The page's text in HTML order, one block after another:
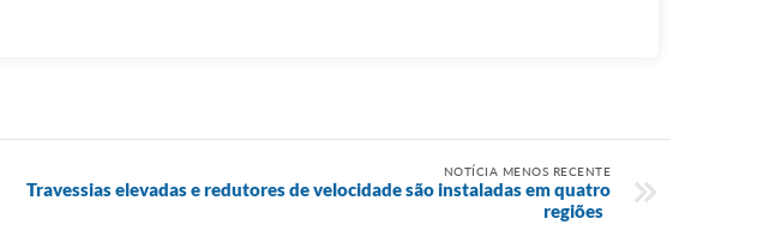
NOTÍCIA MENOS RECENTE
Travessias elevadas e redutores de velocidade são instaladas em quatro
regiões